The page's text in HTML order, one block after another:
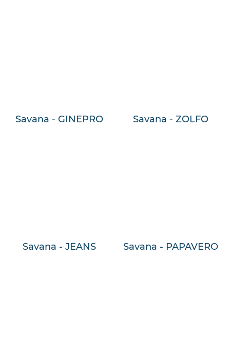
Savana - GINEPRO Savana - ZOLFO
Savana - JEANS Savana - PAPAVERO